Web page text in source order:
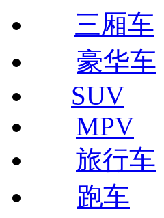
三厢车
豪华车
SUV
MPV
旅行车
跑车